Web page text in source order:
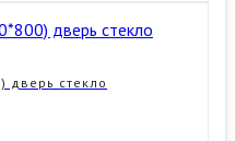
дверь стекло